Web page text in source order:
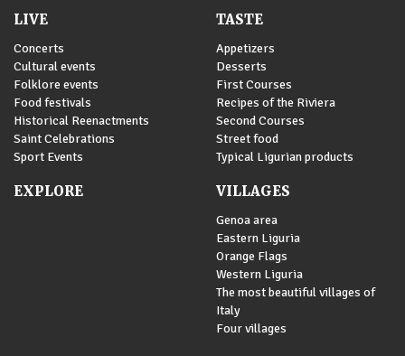
LIVE
Concerts
Cultural events
Folklore events
Food festivals
Historical Reenactments
Saint Celebrations
Sport Events
TASTE
Appetizers
Desserts
First Courses
Recipes of the Riviera
Second Courses
Street food
Typical Ligurian products
EXPLORE VILLAGES
Genoa area
Eastern Liguria
Orange Flags
Western Liguria
The most beautiful villages of
Italy
Four villages